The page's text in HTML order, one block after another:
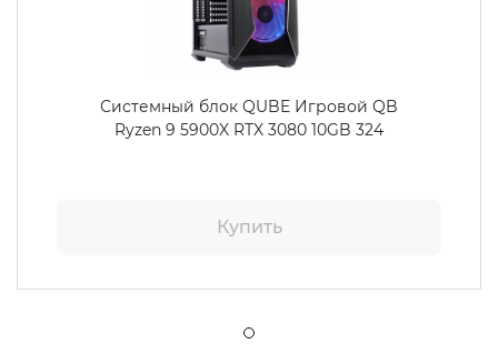
Системный блок QUBE Игровой QB
Ryzen 9 5900X RTX 3080 10GB 324
Купить